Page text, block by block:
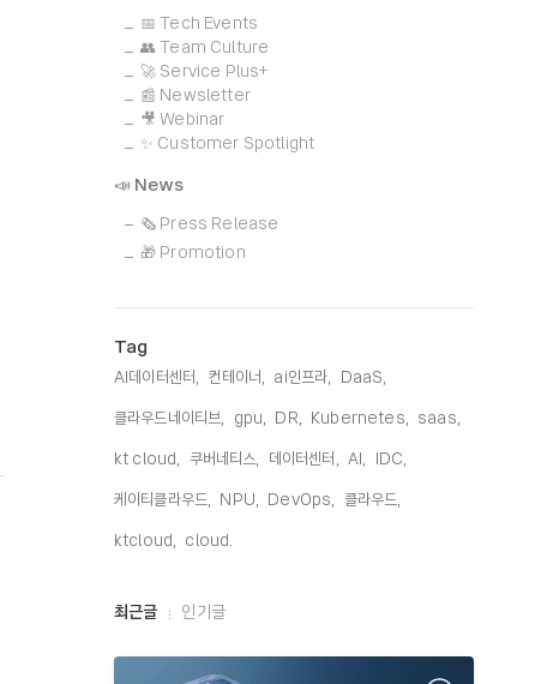
📅 Tech Events
👥 Team Culture
🚀 Service Plus+
📰 Newsletter
🎥 Webinar
✨ Customer Spotlight
📣 News
🗞️ Press Release
🎁 Promotion
Tag
AI데이터센터, 컨테이너, ai인프라, DaaS,
클라우드네이티브, gpu, DR, Kubernetes, saas,
kt cloud, 쿠버네티스, 데이터센터, AI, IDC,
케이티클라우드, NPU, DevOps, 클라우드,
ktcloud, cloud,
최
최근글 인기글